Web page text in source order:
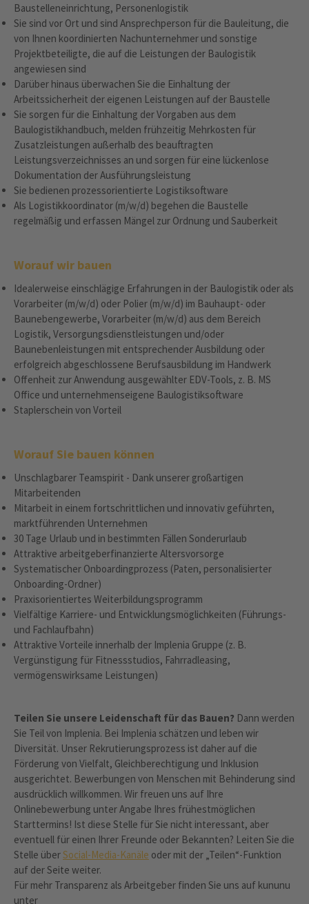
Baustelleneinrichtung, Personenlogistik
Sie sind vor Ort und sind Ansprechperson für die Bauleitung, die
von Ihnen koordinierten Nachunternehmer und sonstige
Projektbeteiligte, die auf die Leistungen der Baulogistik
angewiesen sind
Darüber hinaus überwachen Sie die Einhaltung der
Arbeitssicherheit der eigenen Leistungen auf der Baustelle
Sie sorgen für die Einhaltung der Vorgaben aus dem
Baulogistikhandbuch, melden frühzeitig Mehrkosten für
Zusatzleistungen außerhalb des beauftragten
Leistungsverzeichnisses an und sorgen für eine lückenlose
Dokumentation der Ausführungsleistung
Sie bedienen prozessorientierte Logistiksoftware
Als Logistikkoordinator (m/w/d) begehen die Baustelle
regelmäßig und erfassen Mängel zur Ordnung und Sauberkeit
Worauf wir bauen
Idealerweise einschlägige Erfahrungen in der Baulogistik oder als
Vorarbeiter (m/w/d) oder Polier (m/w/d) im Bauhaupt- oder
Baunebengewerbe, Vorarbeiter (m/w/d) aus dem Bereich
Logistik, Versorgungsdienstleistungen und/oder
Baunebenleistungen mit entsprechender Ausbildung oder
erfolgreich abgeschlossene Berufsausbildung im Handwerk
Offenheit zur Anwendung ausgewählter EDV-Tools, z. B. MS
Office und unternehmenseigene Baulogistiksoftware
Staplerschein von Vorteil
Worauf Sie bauen können
Unschlagbarer Teamspirit - Dank unserer großartigen
Mitarbeitenden
Mitarbeit in einem fortschrittlichen und innovativ geführten,
marktführenden Unternehmen
30 Tage Urlaub und in bestimmten Fällen Sonderurlaub
Attraktive arbeitgeberfinanzierte Altersvorsorge
Systematischer Onboardingprozess (Paten, personalisierter
Onboarding-Ordner)
Praxisorientiertes Weiterbildungsprogramm
Vielfältige Karriere- und Entwicklungsmöglichkeiten (Führungs-
und Fachlaufbahn)
Attraktive Vorteile innerhalb der Implenia Gruppe (z. B.
Vergünstigung für Fitnessstudios, Fahrradleasing,
vermögenswirksame Leistungen)
Teilen Sie unsere Leidenschaft für das Bauen? Dann werden
Sie Teil von Implenia. Bei Implenia schätzen und leben wir
Diversität. Unser Rekrutierungsprozess ist daher auf die
Förderung von Vielfalt, Gleichberechtigung und Inklusion
ausgerichtet. Bewerbungen von Menschen mit Behinderung sind
ausdrücklich willkommen. Wir freuen uns auf Ihre
Onlinebewerbung unter Angabe Ihres frühestmöglichen
Starttermins! Ist diese Stelle für Sie nicht interessant, aber
eventuell für einen Ihrer Freunde oder Bekannten? Leiten Sie die
Stelle überSocial-Media-Kanäle oder mit der „Teilen“-Funktion
auf der Seite weiter.
Für mehr Transparenz als Arbeitgeber finden Sie uns auf kununu
unter